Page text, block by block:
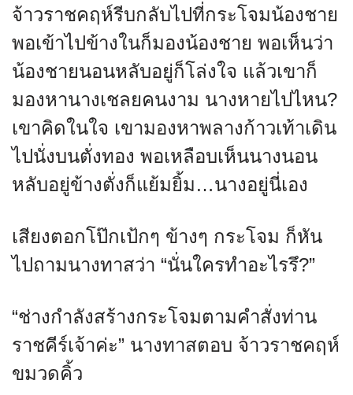
จ้าวราชคฤห์รีบกลับไปที่กระโจมน้องชาย
พอเข้าไปข้างในก็มองน้องชาย พอเห็นว่า
น้องชายนอนหลับอยู่ก็โล่งใจ แล้วเขาก็
มองหานางเชลยคนงาม นางหายไปไหน?
เขาคิดในใจ เขามองหาพลางก้าวเท้าเดิน
ไปนั่งบนตั่งทอง พอเหลือบเห็นนางนอน
หลับอยู่ข้างตั่งก็แย้มยิ้ม…นางอยู่นี่เอง
เสียงตอกโป๊กเป้กๆ ข้างๆ กระโจม ก็หัน
ไปถามนางทาสว่า “นั่นใครทำอะไรรึ?”
“ช่างกำลังสร้างกระโจมตามคำสั่งท่าน
ราชคีร์เจ้าค่ะ” นางทาสตอบ จ้าวราชคฤห์
ขมวดคิ้ว